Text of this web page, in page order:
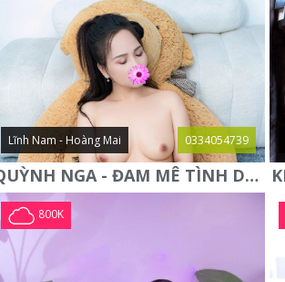
Lĩnh Nam - Hoàng Mai 0334054739
QUỲNH NGA - ĐAM MÊ TÌNH DỤC - CHUYÊN KHOA KÈN SÁO - ĐIỆN
800K